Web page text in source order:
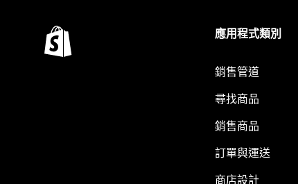
應用程式類別
銷售管道
尋找商品
銷售商品
訂單與運送
商店設計